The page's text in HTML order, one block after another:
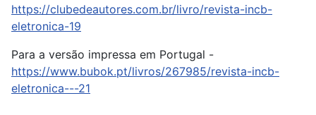
https://clubedeautores.com.br/livro/revista-incb-
eletronica-19
Para a versão impressa em Portugal -
https://www.bubok.pt/livros/267985/revista-incb-
eletronica---21